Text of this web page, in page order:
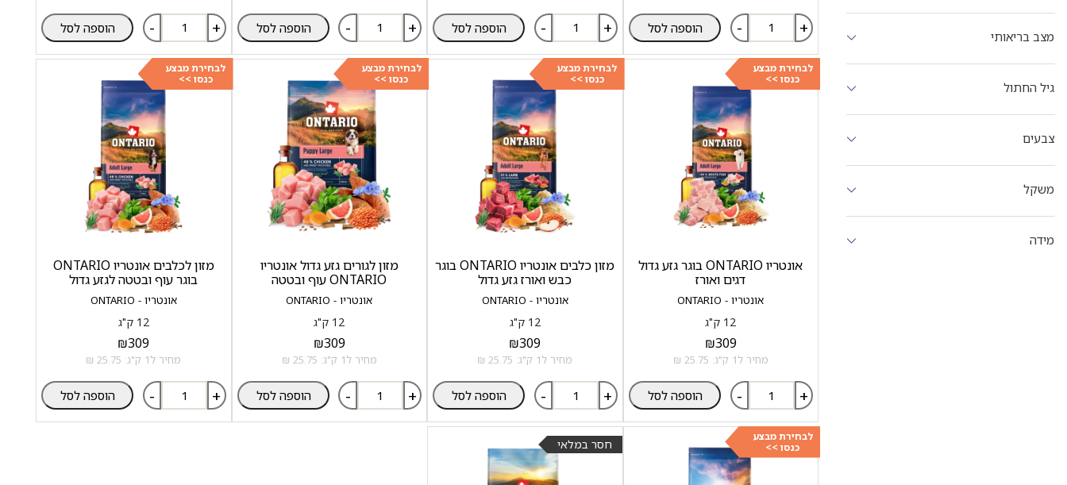
מצב בריאותי
גיל החתול
צבעים
משקל
מידה
- + הוספה לסל - + הוספה לסל - + הוספה לסל - + הוספה לסל
לבחירת מבצע
כנסו >>
אונטריו - ONTARIO
אונטריו ONTARIO בוגר גזע גדול
דגים ואורז
12 ק"ג
₪309
מחיר ל1 ק"ג: 25.75 ₪
- + הוספה לסל
לבחירת מבצע
כנסו >>
אונטריו - ONTARIO
מזון כלבים אונטריו ONTARIO בוגר
כבש ואורז גזע גדול
12 ק"ג
₪309
מחיר ל1 ק"ג: 25.75 ₪
- + הוספה לסל
לבחירת מבצע
כנסו >>
אונטריו - ONTARIO
מזון לגורים גזע גדול אונטריו
ONTARIO עוף ובטטה
12 ק"ג
₪309
מחיר ל1 ק"ג: 25.75 ₪
- + הוספה לסל
לבחירת מבצע
כנסו >>
אונטריו - ONTARIO
מזון לכלבים אונטריו ONTARIO
בוגר עוף ובטטה לגזע גדול
12 ק"ג
₪309
מחיר ל1 ק"ג: 25.75 ₪
- + הוספה לסל
לבחירת מבצע
כנסו >>
חסר במלאי